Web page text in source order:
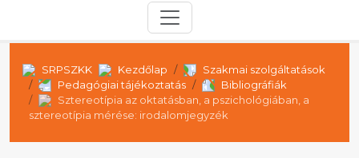
SRPSZKK Kezdőlap
Szakmai szolgáltatások
Pedagógiai tájékoztatás
Bibliográfiák
Sztereotípia az oktatásban, a pszichológiában, a
sztereotípia mérése: irodalomjegyzék